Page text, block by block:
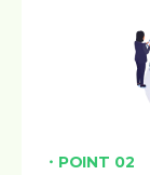
・POINT 02